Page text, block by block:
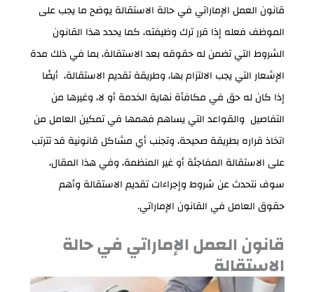
قانون العمل الإماراتي في حالة الاستقالة يوضح ما يجب على
الموظف فعله إذا قرر ترك وظيفته، كما يحدد هذا القانون
الشروط التي تضمن له حقوقه بعد الاستقالة، بما في ذلك مدة
الإشعار التي يجب الالتزام بها، وطريقة تقديم الاستقالة، أيضًا
إذا كان له حق في مكافأة نهاية الخدمة أو لا، وغيرها من
التفاصيل والقواعد التي يساهم فهمها في تمكين العامل من
اتخاذ قراره بطريقة صحيحة، وتجنب أي مشاكل قانونية قد تترتب
على الاستقالة المفاجئة أو غير المنظمة، وفي هذا المقال،
سوف نتحدث عن شروط وإجراءات تقديم الاستقالة وأهم
حقوق العامل في القانون الإماراتي.
قانون العمل الإماراتي في حالة
الاستقالة